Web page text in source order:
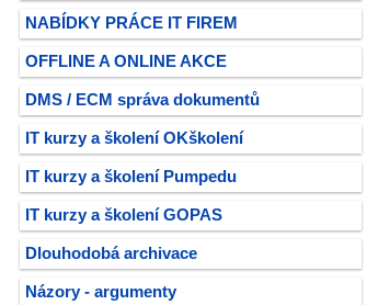
NABÍDKY PRÁCE IT FIREM
OFFLINE A ONLINE AKCE
DMS / ECM správa dokumentů
IT kurzy a školení OKškolení
IT kurzy a školení Pumpedu
IT kurzy a školení GOPAS
Dlouhodobá archivace
Názory - argumenty